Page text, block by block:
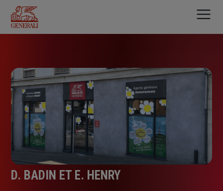
contenu
principal
D. BADIN ET E. HENRY